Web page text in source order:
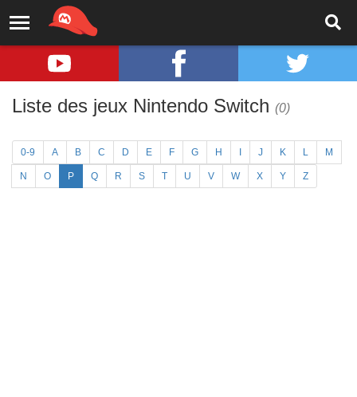
Liste des jeux Nintendo Switch (0)
0-9 A B C D E F G H J K L M
N O P Q R S T U V W X Y Z